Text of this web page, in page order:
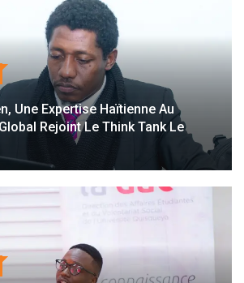
Une Expertise Haïtienne Au
Rejoint Le Think Tank Le